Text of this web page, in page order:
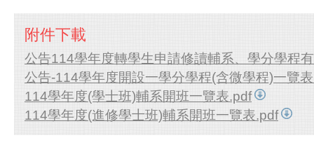
附件下載
公告114學年度轉學生申請修讀輔系、學分學程
公告-114學年度開設一學分學程(含微學程)一覽
114學年度(學士班)輔系開班一覽表.pdf
114學年度(進修學士班)輔系開班一覽表.pdf